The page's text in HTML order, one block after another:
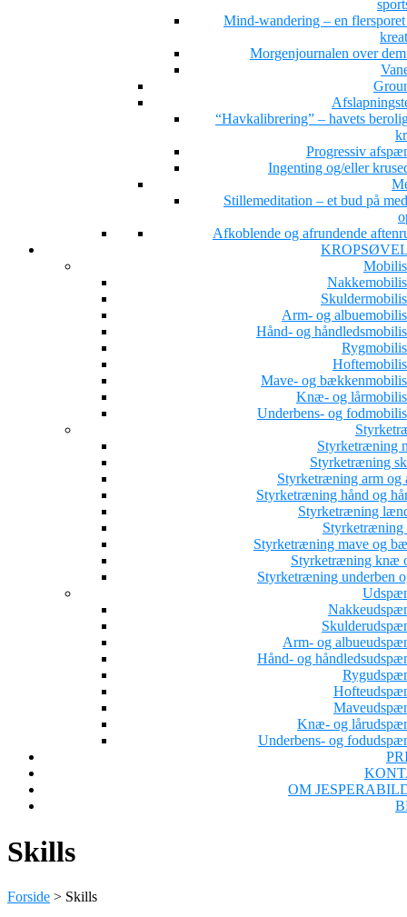
Mind-wandering – en
Morgenjournalen over
“Havkalibrering” – havets
Progressiv
Ingenting og/eller
Stillemeditation – et bud på
Afkoblende og afrundende
Arm- og
Hånd- og
Mave- og
Knæ- og
Underbens- og
Styrketræning
Styrketræning
Styrketræning arm og
Styrketræning hånd og
Styrketræning
Styrketræning
Styrketræning mave og
Styrketræning knæ
Styrketræning underben
Arm- og
Hånd- og
Knæ- og
Underbens- og
OM
Skills
Forside > Skills